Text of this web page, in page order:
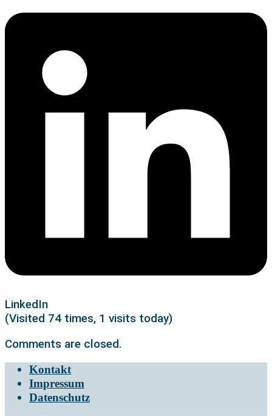
LinkedIn
(Visited 74 times, 1 visits today)
Comments are closed.
Kontakt
Impressum
Datenschutz